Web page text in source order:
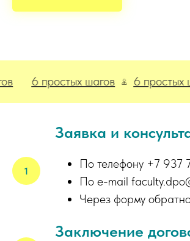
6 простых шагов 6 простых
Заявка и
По телефону +7 937
По e-mail
Через форму
Заключение